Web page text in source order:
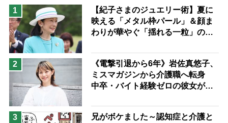
息子の遠距離介護サバイバル術
兄がボケました
便利なサービス
予防法
1
【紀子さまのジュエリー術】夏に
映える「メタル枠パール」＆顔ま
わりが華やぐ「揺れる一粒」の使
2
《電撃引退から6年》岩佐真悠子、
ミスマガジンから介護職へ転身
中卒・バイト経験ゼロの彼女が見
ながら自分らしくいられる」
3
兄がボケました～認知症と介護と